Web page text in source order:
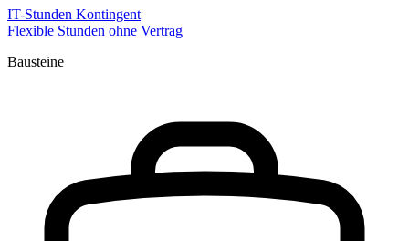
IT-Stunden Kontingent
Flexible Stunden ohne Vertrag
Bausteine